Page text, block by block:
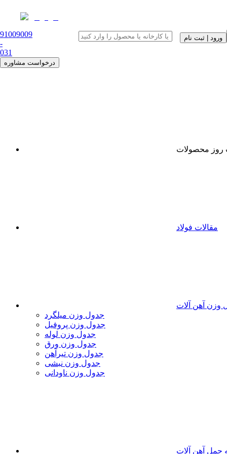
91009009
-
031
درخواست مشاوره
ورود | ثبت نام
روز محصولات
مقالات فولاد
وزن آهن آلات
جدول وزن میلگرد
جدول وزن پروفیل
جدول وزن لوله
جدول وزن ورق
جدول وزن تیرآهن
جدول وزن نبشی
جدول وزن ناودانی
حمل آهن آلات